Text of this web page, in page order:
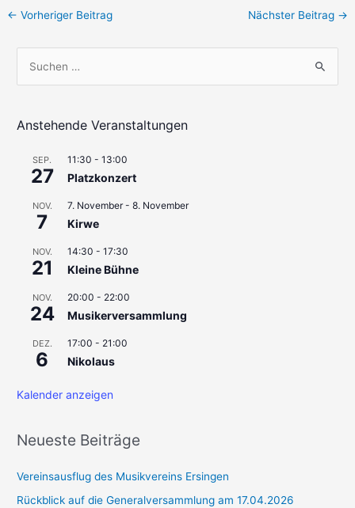
Beitragsnavigation
← Vorheriger Beitrag Nächster Beitrag →
h
Anstehende Veranstaltungen
SEP.
27
11:30 -13:00
Platzkonzert
NOV.
7
7. November-8. November
Kirwe
NOV.
21
14:30 -17:30
Kleine Bühne
NOV.
24
20:00 - 22:00
Musikerversammlung
DEZ.
6
17:00 - 21:00
Nikolaus
Kalender anzeigen
Neueste Beiträge
Vereinsausflug des Musikvereins Ersingen
Rückblick auf die Generalversammlung am 17.04.2026